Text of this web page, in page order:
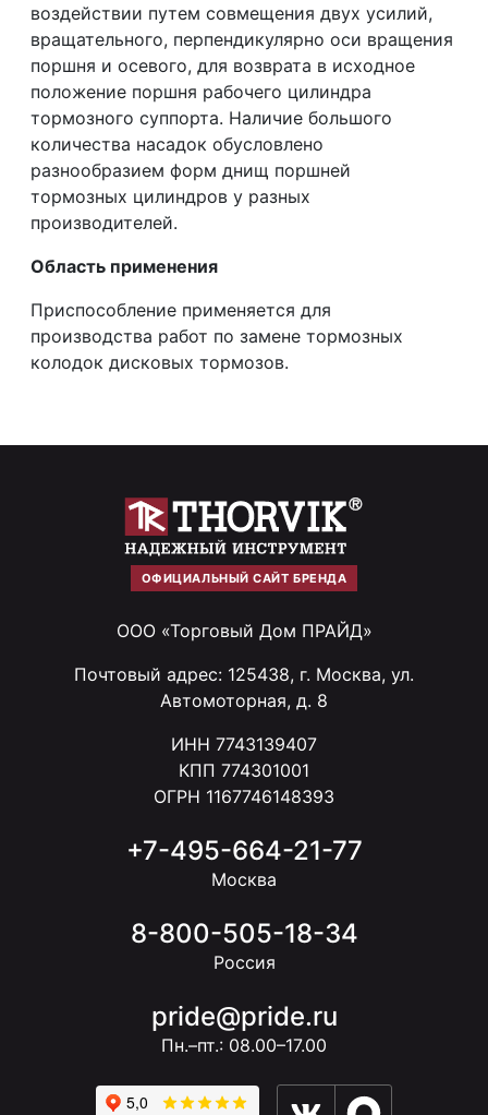
воздействии путем совмещения двух усилий,
вращательного, перпендикулярно оси вращения
поршня и осевого, для возврата в исходное
положение поршня рабочего цилиндра
тормозного суппорта. Наличие большого
количества насадок обусловлено
разнообразием форм днищ поршней
тормозных цилиндров у разных
производителей.
Область применения
Приспособление применяется для
производства работ по замене тормозных
колодок дисковых тормозов.
ОФИЦИАЛЬНЫЙ САЙТ БРЕНДА
ООО «Торговый Дом ПРАЙД»
Почтовый адрес: 125438, г. Москва, ул.
Автомоторная, д. 8
ИНН 7743139407
КПП 774301001
ОГРН 1167746148393
+7-495-664-21-77
Москва
8-800-505-18-34
Россия
pride@pride.ru
Пн.–пт.: 08.00–17.00